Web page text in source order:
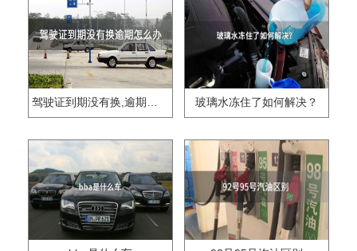
驾驶证到期没有换,逾期怎么办?? 玻璃水冻住了如何解决？